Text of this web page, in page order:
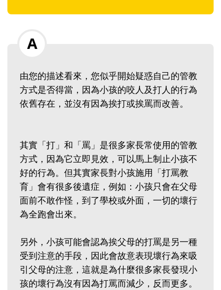
由您的描述看來，您似乎開始疑惑自己的管教
方式是否得當，因為小孩的咬人及打人的行為
依舊存在，並沒有因為挨打或挨罵而改善。
其實「打」和「罵」是很多家長常使用的管教
方式，因為它立即見效，可以馬上制止小孩不
好的行為。但其實家長對小孩施用「打罵教
育」會有很多後遺症，例如：小孩只會在父母
面前不敢作怪，到了學校或外面，一切的壞行
為全跑會出來。
另外，小孩可能會認為挨父母的打罵是另一種
受到注意的手段，因此會故意表現壞行為來吸
引父母的注意，這就是為什麼很多家長發現小
孩的壞行為沒有因為打罵而減少，反而更多。